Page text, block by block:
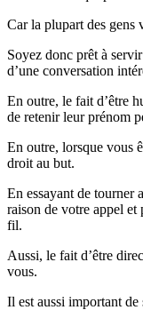
Car la plupart des gens
Soyez donc prêt à
d’une conversation
En outre, le fait d’être
de retenir leur prénom
En outre, lorsque vous
droit au but.
En essayant de tourner
raison de votre appel et
fil.
Aussi, le fait d’être
vous.
Il est aussi important de